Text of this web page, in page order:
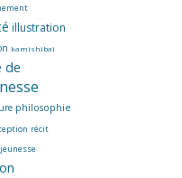
illustration
kamishibaï
de
philosophie
récit